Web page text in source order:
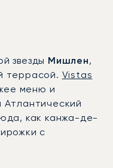
звезды Мишлен,
террасой. Vistas
меню и
как канжа-де-
с